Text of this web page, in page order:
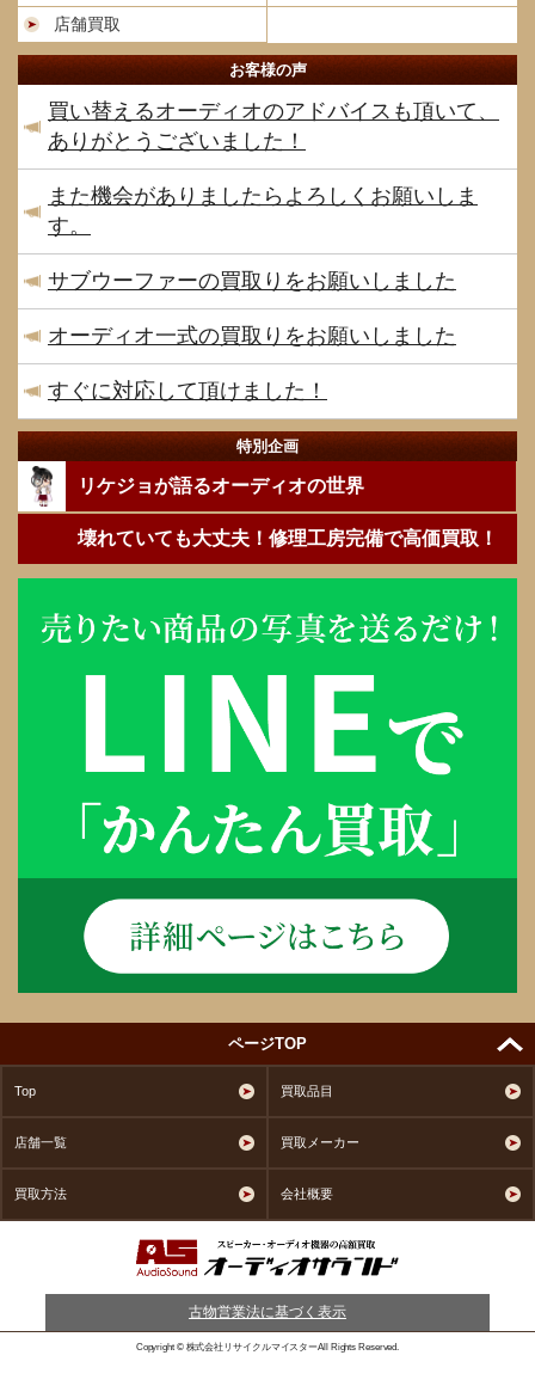
店舗買取
お客様の声
買い替えるオーディオのアドバイスも頂いて、
ありがとうございました！
また機会がありましたらよろしくお願いしま
す。
サブウーファーの買取りをお願いしました
オーディオ一式の買取りをお願いしました
すぐに対応して頂けました！
特別企画
リケジョが語るオーディオの世界
壊れていても大丈夫！修理工房完備で高価買取！
ページTOP
Top 買取品目
店舗一覧 買取メーカー
買取方法 会社概要
古物営業法に基づく表示
Copyright © 株式会社リサイクルマイスターAll Rights Reserved.